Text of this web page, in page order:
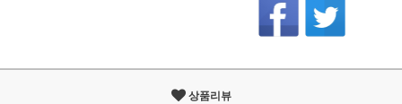
상품리뷰